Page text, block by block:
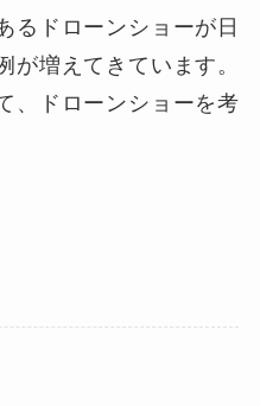
るドローンショーが日
が増えてきています。
、ドローンショーを考